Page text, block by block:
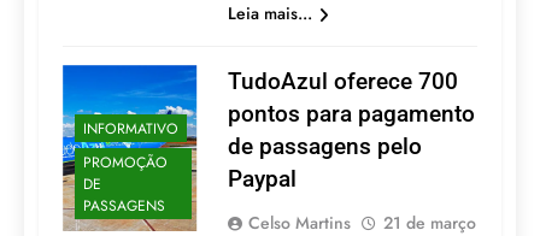
Leia mais...
INFORMATIVO
PROMOÇÃO
DE
PASSAGENS
TudoAzul oferece 700
pontos para pagamento
de passagens pelo
Paypal
Celso Martins 21 de março